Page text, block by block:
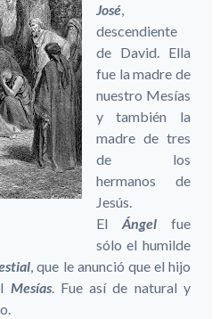
José,
descendiente
de David. Ella
fue la madre de
nuestro Mesías
y también la
madre de tres
de los
hermanos de
Jesús.
El Ángel fue
sólo el humilde
, que le anunció que el hijo
Mesías. Fue así de natural y